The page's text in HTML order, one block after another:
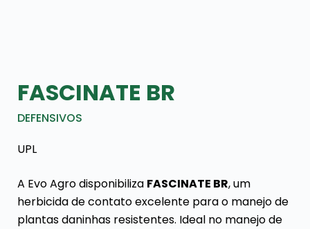
FASCINATE BR
DEFENSIVOS
UPL
A Evo Agro disponibiliza FASCINATE BR, um
herbicida de contato excelente para o manejo de
plantas daninhas resistentes. Ideal no manejo de